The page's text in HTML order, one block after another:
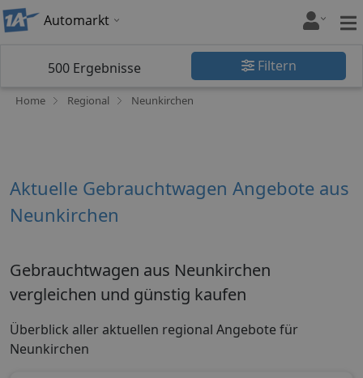
Automarkt
500 Ergebnisse Filtern
Home Regional Neunkirchen
Aktuelle Gebrauchtwagen Angebote aus
Neunkirchen
Gebrauchtwagen aus Neunkirchen
vergleichen und günstig kaufen
Überblick aller aktuellen regional Angebote für
Neunkirchen